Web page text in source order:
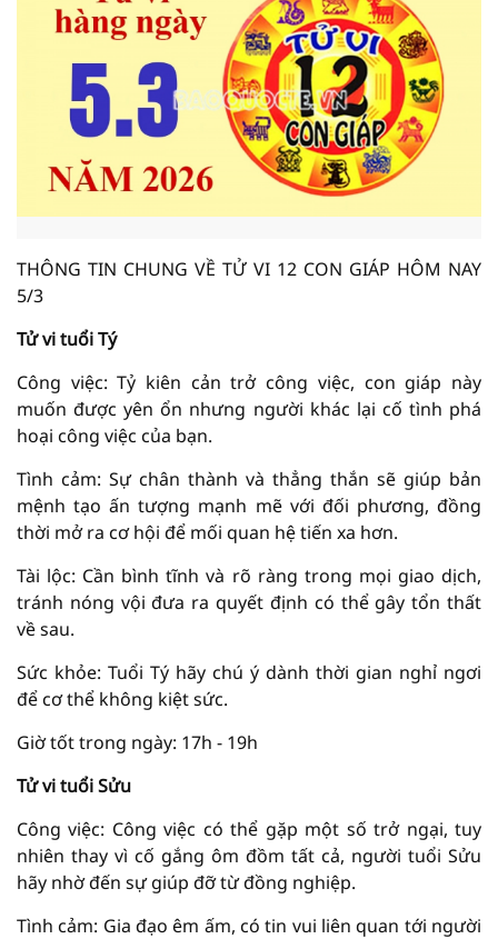
THÔNG TIN CHUNG VỀ TỬ VI 12 CON GIÁP HÔM NAY
5/3
Tử vi tuổi Tý
Công việc: Tỷ kiên cản trở công việc, con giáp này
muốn được yên ổn nhưng người khác lại cố tình phá
hoại công việc của bạn.
Tình cảm: Sự chân thành và thẳng thắn sẽ giúp bản
mệnh tạo ấn tượng mạnh mẽ với đối phương, đồng
thời mở ra cơ hội để mối quan hệ tiến xa hơn.
Tài lộc: Cần bình tĩnh và rõ ràng trong mọi giao dịch,
tránh nóng vội đưa ra quyết định có thể gây tổn thất
về sau.
Sức khỏe: Tuổi Tý hãy chú ý dành thời gian nghỉ ngơi
để cơ thể không kiệt sức.
Giờ tốt trong ngày: 17h - 19h
Tử vi tuổi Sửu
Công việc: Công việc có thể gặp một số trở ngại, tuy
nhiên thay vì cố gắng ôm đồm tất cả, người tuổi Sửu
hãy nhờ đến sự giúp đỡ từ đồng nghiệp.
Tình cảm: Gia đạo êm ấm, có tin vui liên quan tới người